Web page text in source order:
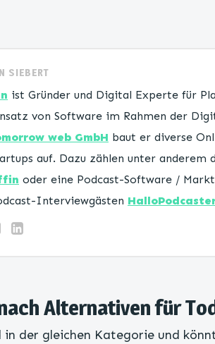
SIEBERT
ist Gründer und Digital Experte für
von Software im Rahmen der
web GmbH baut er diverse
auf. Dazu zählen unter
oder eine Podcast-Software /
Interviewgästen
Alternativen für
in der gleichen Kategorie und